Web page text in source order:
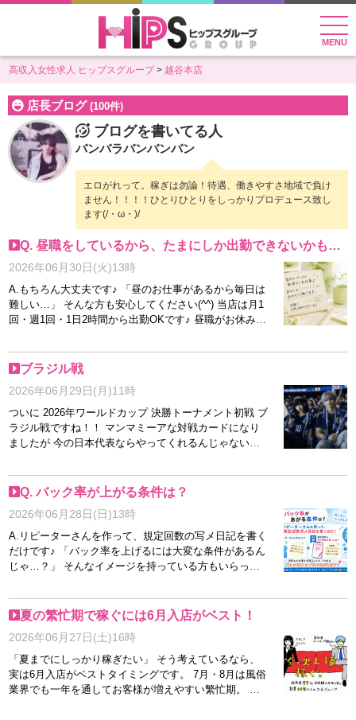
MENU
高収入女性求人 ヒップスグループ 越谷本店
店長ブログ (100件)
ブログを書いてる人
バンバラバンバンバン
エロがれって。稼ぎは勿論！待遇、働きやすさ地域で負け
ません！！！！ひとりひとりをしっかりプロデュース致し
ます(/・ω・)/
Q. 昼職をしているから、たまにしか出勤できないかも…
2026年06月30日(火)13時
A.もちろん大丈夫です♪ 「昼のお仕事があるから毎日は
難しい…」 そんな方も安心してください(^^) 当店は月1
回・週1回・1日2時間から出勤OKです♪ 昼職がお休みの
す。 もちろん、しっかり稼ぎたい方のレギュラー出勤
も大歓迎です！ また、急な体調不良ややむを得ない事
りません。 ですが、ご予約いただいたお客様はもちろ
ん、お店もその時間に合わせて準備をしています。 そ
のため、どうしても難しい場合を除いて、ご予約が入っ
た際はしっかり出勤していただけると嬉しいです♪ お互
ご用意していますので、まずはお気軽にお問い合わせく
ださいね♪
ブラジル戦
2026年06月29日(月)11時
ついに 2026年ワールドカップ 決勝トーナメント初戦 ブ
ラジル戦ですね！！ マンマミーアな対戦カードになり
ましたが 今の日本代表ならやってくれるんじゃないで
るプランです！ サッカー好きな方も そうじゃない方も
只今絶賛 キャスト様 急募です(/・ω・)/
Q. バック率が上がる条件は？
2026年06月28日(日)13時
A.リピーターさんを作って、規定回数の写メ日記を書く
だけです♪ 「バック率を上げるには大変な条件があるん
じゃ…？」 そんなイメージを持っている方もいらっし
アップの条件は… ・リピーターさんを増やすこと ・規
定回数の写メ日記を更新すること この2つだけです♪ 特
お客様に「会ってみたいな」と思っていただく大切なア
ピールの場♪ コツコツ更新している女の子は、お問い合
わせやリピートにつながりやすいですよ(^^) そして、一
度お会いしたお客様に「また会いたい」と思っていただ
夏の繁忙期で稼ぐには6月入店がベスト！
2026年06月27日(土)16時
「夏までにしっかり稼ぎたい」 そう考えているなら、
実は6月入店がベストタイミングです。 7月・8月は風俗
業界でも一年を通してお客様が増えやすい繁忙期。 で